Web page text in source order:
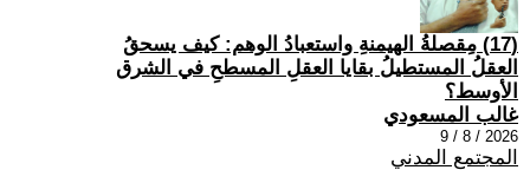
(17) مِقصلةُ الهيمنةِ واستعبادُ الوهم: كيف يسحقُ
العقلُ المستطيلُ بقايا العقلِ المسطحِ في الشرق
الأوسط؟
غالب المسعودي
2026 / 8 / 9
المجتمع المدني